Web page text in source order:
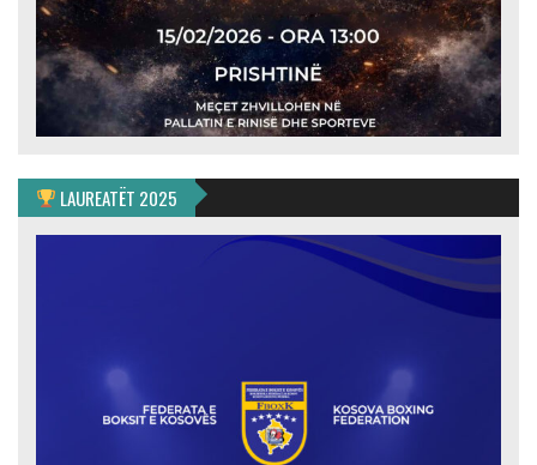
LAUREATËT 2025